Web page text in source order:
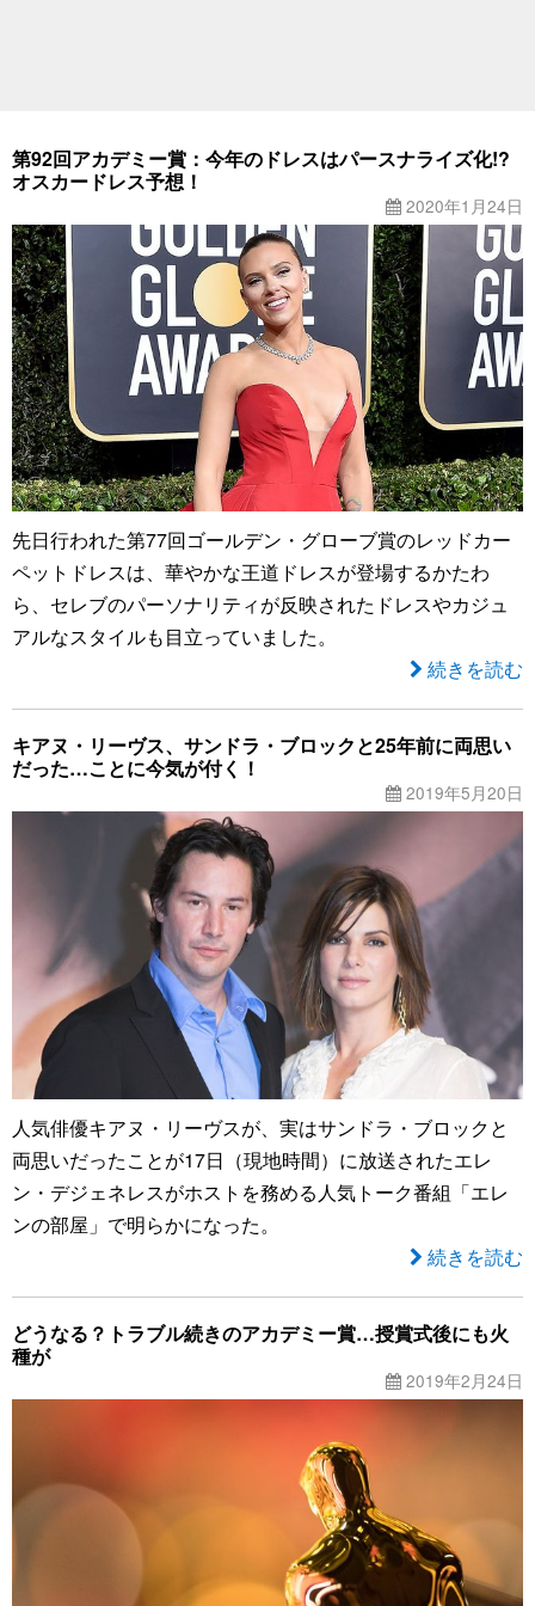
第92回アカデミー賞：今年のドレスはパースナライズ化!?
オスカードレス予想！
2020年1月24日
先日行われた第77回ゴールデン・グローブ賞のレッドカー
ペットドレスは、華やかな王道ドレスが登場するかたわ
ら、セレブのパーソナリティが反映されたドレスやカジュ
アルなスタイルも目立っていました。
続きを読む
キアヌ・リーヴス、サンドラ・ブロックと25年前に両思い
だった…ことに今気が付く！
2019年5月20日
人気俳優キアヌ・リーヴスが、実はサンドラ・ブロックと
両思いだったことが17日（現地時間）に放送されたエレ
ン・デジェネレスがホストを務める人気トーク番組「エレ
ンの部屋」で明らかになった。
続きを読む
どうなる？トラブル続きのアカデミー賞…授賞式後にも火
種が
2019年2月24日